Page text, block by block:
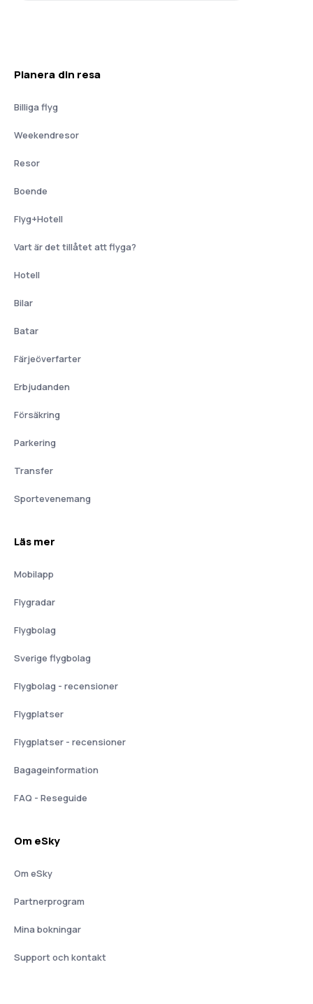
Planera din resa
Billiga flyg
Weekendresor
Resor
Boende
Flyg+Hotell
Vart är det tillåtet att flyga?
Hotell
Bilar
Batar
Färjeöverfarter
Erbjudanden
Försäkring
Parkering
Transfer
Sportevenemang
Läs mer
Mobilapp
Flygradar
Flygbolag
Sverige flygbolag
Flygbolag - recensioner
Flygplatser
Flygplatser - recensioner
Bagageinformation
FAQ - Reseguide
Om eSky
Om eSky
Partnerprogram
Mina bokningar
Support och kontakt